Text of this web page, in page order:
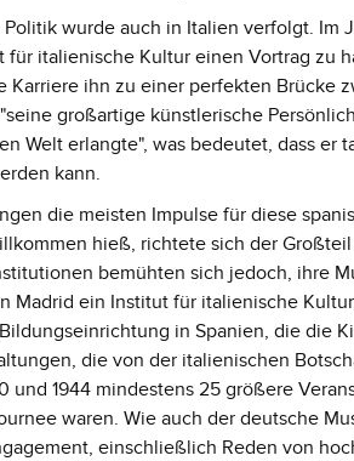
wurde auch in Italien verfolgt. Im
für italienische Kultur einen Vortrag zu
Karriere ihn zu einer perfekten Brücke
großartige künstlerische
Welt erlangte", was bedeutet, dass er
kann.
die meisten Impulse für diese
hieß, richtete sich der
bemühten sich jedoch, ihre
Madrid ein Institut für italienische
in Spanien, die die
die von der italienischen
und 1944 mindestens 25 größere
waren. Wie auch der deutsche
einschließlich Reden von